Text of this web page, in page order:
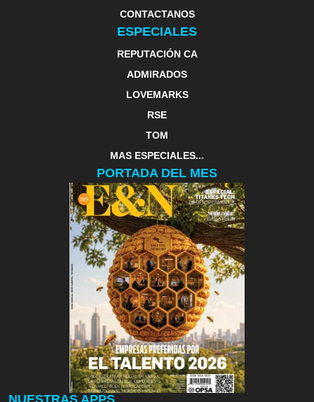
CONTACTANOS
ESPECIALES
REPUTACIÓN CA
ADMIRADOS
LOVEMARKS
RSE
TOM
MAS ESPECIALES...
PORTADA DEL MES
NUESTRAS APPS